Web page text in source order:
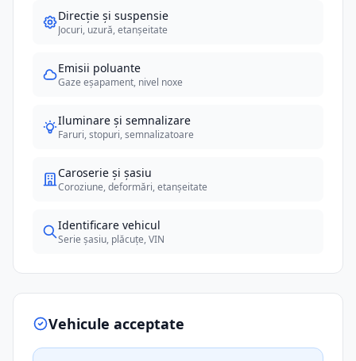
Direcție și suspensie
Jocuri, uzură, etanșeitate
Emisii poluante
Gaze eșapament, nivel noxe
Iluminare și semnalizare
Faruri, stopuri, semnalizatoare
Caroserie și șasiu
Coroziune, deformări, etanșeitate
Identificare vehicul
Serie șasiu, plăcuțe, VIN
Vehicule acceptate